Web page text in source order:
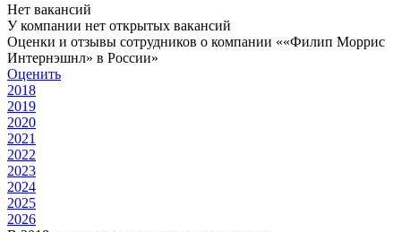
Нет вакансий
У компании нет открытых вакансий
Оценки и отзывы сотрудников о компании ««Филип Моррис
Интернэшнл» в России»
Оценить
2018
2019
2020
2021
2022
2023
2024
2025
2026